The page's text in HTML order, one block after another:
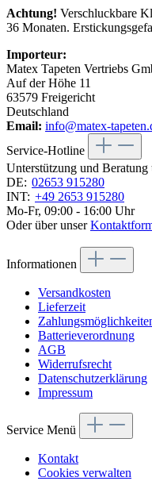
Achtung! Verschluckbare
36 Monaten.
Importeur:
Matex Tapeten Vertriebs
Auf der Höhe 11
63579 Freigericht
Deutschland
Email: info@matex-
Service-Hotline
Unterstützung und Beratung
DE: 02653 915280
INT: +49 2653 915280
Mo-Fr, 09:00 - 16:00 Uhr
Oder über unser
Informationen
Versandkosten
Lieferzeit
Batterieverordnung
AGB
Widerrufsrecht
Datenschutzerklärung
Impressum
Service Menü
Kontakt
Cookies verwalten